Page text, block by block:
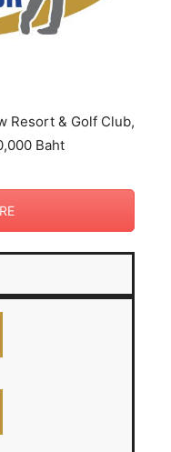
Resort & Golf Club,
Baht